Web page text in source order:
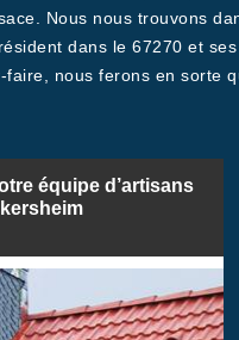
Nous nous trouvons
dans le 67270 et
faire, nous ferons en sorte
équipe d’artisans